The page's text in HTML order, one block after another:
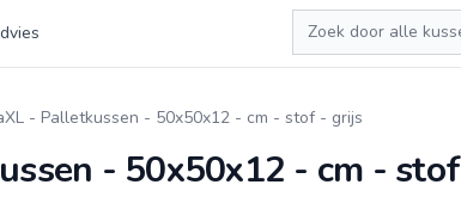
Zoeken
- Palletkussen - 50x50x12 - cm - stof - grijs
- 50x50x12 - cm -